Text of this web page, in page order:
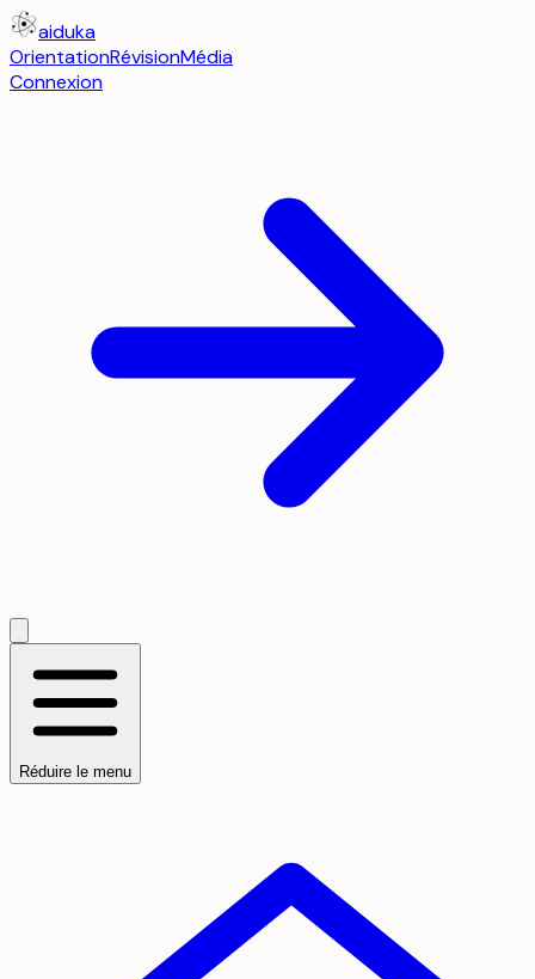
aiduka
OrientationRévisionMédia
Connexion
Réduire le menu